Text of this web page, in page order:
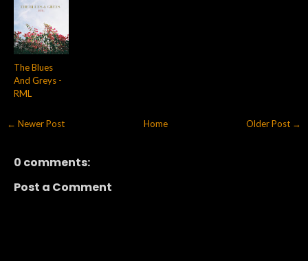
The Blues
And Greys -
RML
← Newer Post Older Post →
Home
0 comments:
Post a Comment